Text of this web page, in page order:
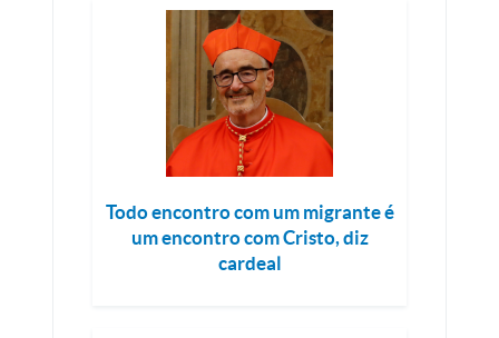
Todo encontro com um migrante é
um encontro com Cristo, diz
cardeal